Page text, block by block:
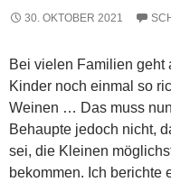
30. OKTOBER 2021
Bei vielen Familien geht
Kinder noch einmal so
Weinen … Das muss
Behaupte jedoch nicht,
sei, die Kleinen
bekommen. Ich berichte